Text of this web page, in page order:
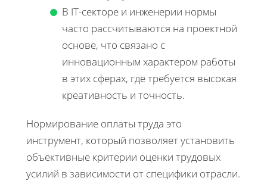
В IT-секторе и инженерии нормы
часто рассчитываются на проектной
основе, что связано с
инновационным характером работы
в этих сферах, где требуется высокая
креативность и точность.
Нормирование оплаты труда это
инструмент, который позволяет установить
объективные критерии оценки трудовых
усилий в зависимости от специфики отрасли.